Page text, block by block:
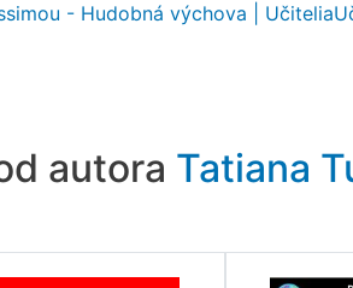
- Hudobná výchova |
autora Tatiana